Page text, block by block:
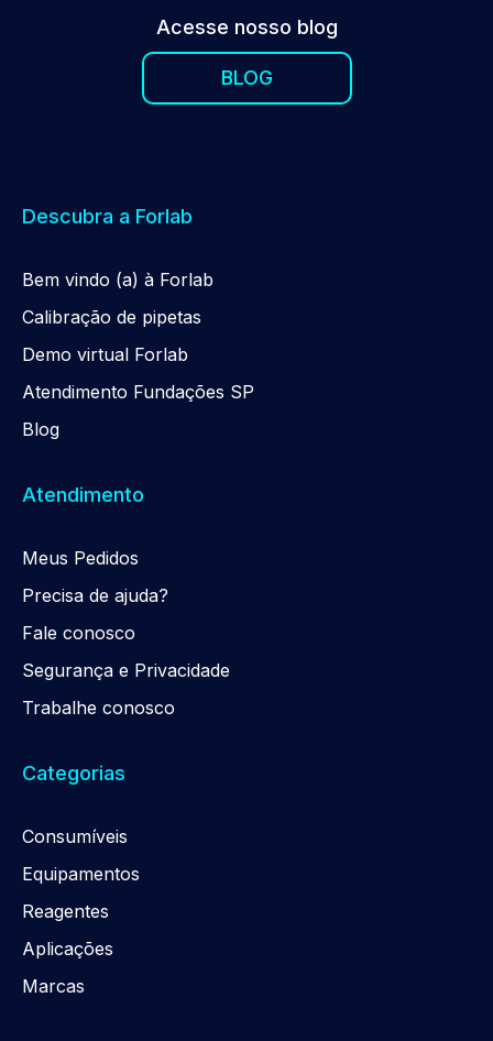
Acesse nosso blog
BLOG
Descubra a Forlab
Bem vindo (a) à Forlab
Calibração de pipetas
Demo virtual Forlab
Atendimento Fundações SP
Blog
Atendimento
Meus Pedidos
Precisa de ajuda?
Fale conosco
Segurança e Privacidade
Trabalhe conosco
Categorias
Consumíveis
Equipamentos
Reagentes
Aplicações
Marcas